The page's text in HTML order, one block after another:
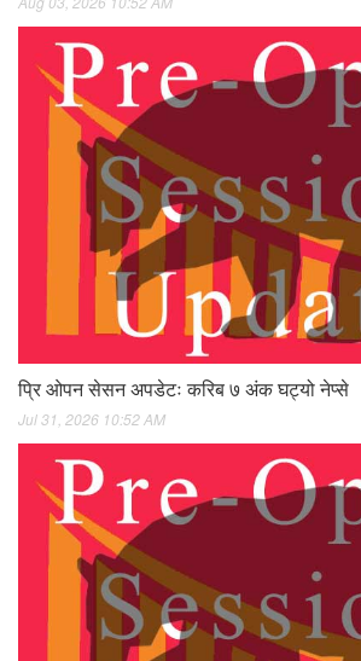
प्रि ओपन सेसन अपडेटः करिब ७ अंक घट्यो नेप्से
Jul 31, 2026 10:52 AM